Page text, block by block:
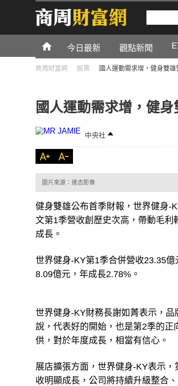
今日最新 觀點新聞
商周財富網 股票 國人運動需求增，健身雙
國人運動需求增，健
中央社
圖片來源：達志影像
健身雙雄公布首季財報，世界健身-
文第1季營收創歷史次高，帶動毛
成長。
世界健身-KY第1季合併營收23.35
8.09億元，年成長2.78%。
世界健身-KY財務長謝如菁表示，
說，代表好的開始，也是第2季的
供，對於年度成長，相當有信心。
展店擴張方面，世界健身-KY表示
收明顯成長，公司將持續升級整合